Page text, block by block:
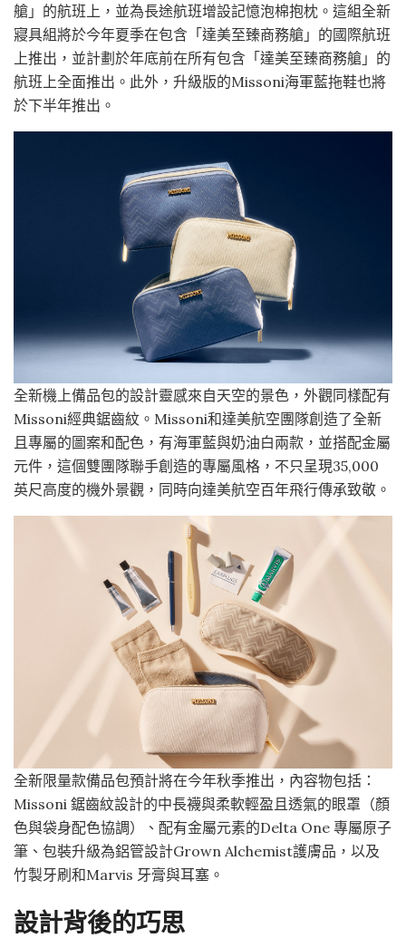
艙」的航班上，並為長途航班增設記憶泡棉抱枕。這組全新
寢具組將於今年夏季在包含「達美至臻商務艙」的國際航班
上推出，並計劃於年底前在所有包含「達美至臻商務艙」的
航班上全面推出。此外，升級版的Missoni海軍藍拖鞋也將
於下半年推出。
全新機上備品包的設計靈感來自天空的景色，外觀同樣配有
Missoni經典鋸齒紋。Missoni和達美航空團隊創造了全新
且專屬的圖案和配色，有海軍藍與奶油白兩款，並搭配金屬
元件，這個雙團隊聯手創造的專屬風格，不只呈現35,000
英尺高度的機外景觀，同時向達美航空百年飛行傳承致敬。
全新限量款備品包預計將在今年秋季推出，內容物包括：
Missoni 鋸齒紋設計的中長襪與柔軟輕盈且透氣的眼罩（顏
色與袋身配色協調）、配有金屬元素的Delta One 專屬原子
筆、包裝升級為鋁管設計Grown Alchemist護膚品，以及
竹製牙刷和Marvis 牙膏與耳塞。
設計背後的巧思